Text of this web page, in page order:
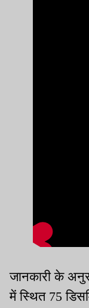
जानकारी के
में स्थित 75